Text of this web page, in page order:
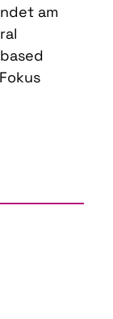
am